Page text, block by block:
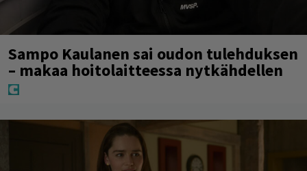
Sampo Kaulanen sai oudon tulehduksen
– makaa hoitolaitteessa nytkähdellen